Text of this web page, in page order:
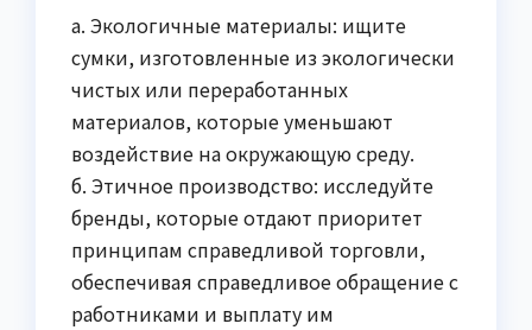
а. Экологичные материалы: ищите
сумки, изготовленные из экологически
чистых или переработанных
материалов, которые уменьшают
воздействие на окружающую среду.
б. Этичное производство: исследуйте
бренды, которые отдают приоритет
принципам справедливой торговли,
обеспечивая справедливое обращение с
работниками и выплату им